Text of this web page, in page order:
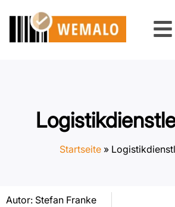
springen
Startseite»
Autor: Stefan Franke